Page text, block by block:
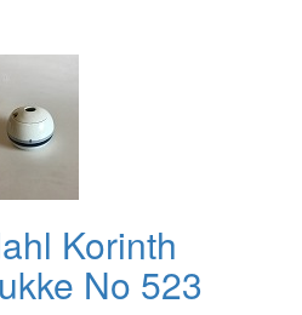
Korinth
No 523